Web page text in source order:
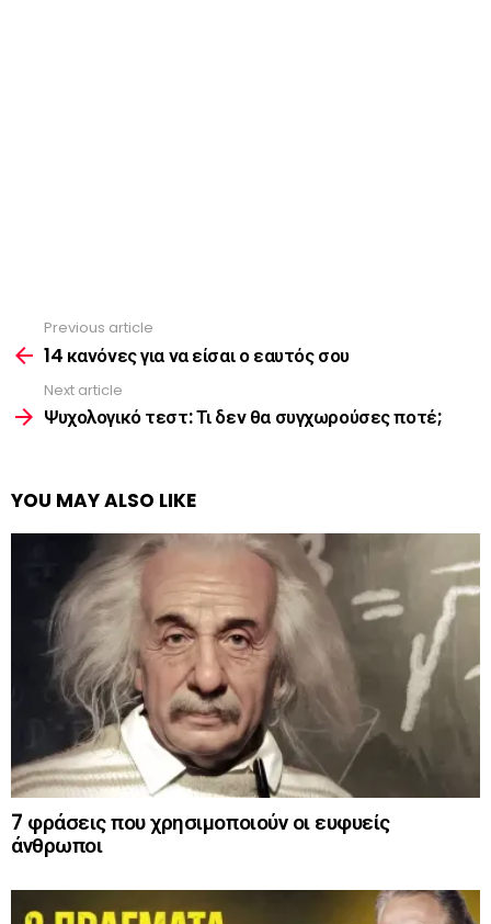
more
Previous article
14 κανόνες για να είσαι ο εαυτός σου
Next article
Ψυχολογικό τεστ: Τι δεν θα συγχωρούσες ποτέ;
YOU MAY ALSO LIKE
7 φράσεις που χρησιμοποιούν οι ευφυείς
άνθρωποι